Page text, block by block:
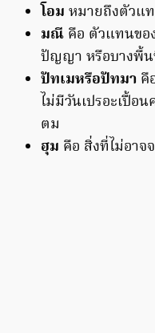
โอม หมายถึงตัวแ
มณี คือ ตัวแทนขอ
ปัญญา หรือบางพื้น
ปัทเมหรือปัทมา คื
ไม่มีวันเปรอะเปื้อ
ตม
ฮุม คือ สิ่งที่ไม่อา